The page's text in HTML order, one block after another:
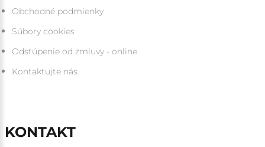
Obchodné podmienky
Súbory cookies
Odstúpenie od zmluvy - online
Kontaktujte nás
KONTAKT